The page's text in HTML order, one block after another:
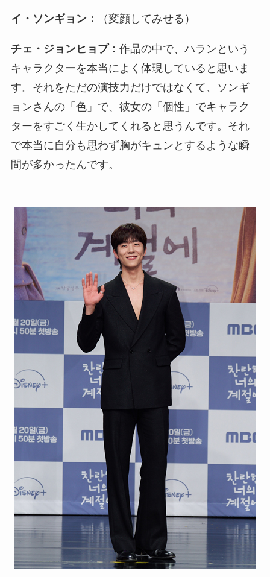
イ・ソンギョン： （変顔してみせる）
チェ・ジョンヒョプ： 作品の中で、ハランという
キャラクターを本当によく体現していると思いま
す。それをただの演技力だけではなくて、ソンギ
ョンさんの「色」で、彼女の「個性」でキャラク
ターをすごく生かしてくれると思うんです。それ
で本当に自分も思わず胸がキュンとするような瞬
間が多かったんです。